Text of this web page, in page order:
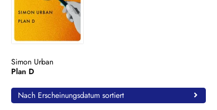
Simon Urban
Plan D
Nach Erscheinungsdatum sortiert